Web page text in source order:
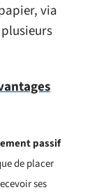
via
passif
de placer
ses